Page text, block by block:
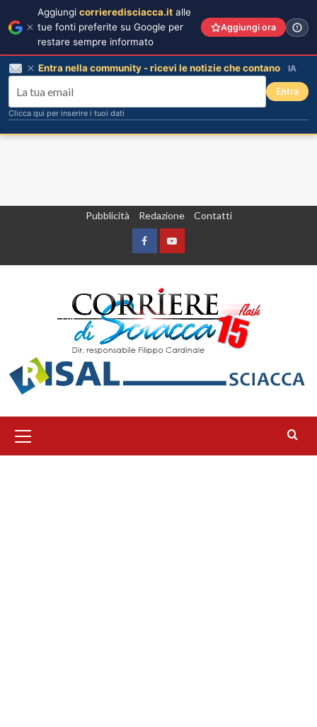
Pubblicità Redazione Contatti
FacebookYountube
principale
Aggiungi corrieredisciacca.it alle
tue fonti preferite su Google per
restare sempre informato
Aggiungi ora
Entra nella community - ricevi le notizie che contano IA
Entra
Clicca qui per inserire i tuoi dati